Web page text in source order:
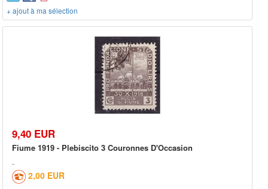
+ ajout à ma sélection
9,40 EUR
Fiume 1919 - Plebiscito 3 Couronnes D'Occasion
2,00 EUR